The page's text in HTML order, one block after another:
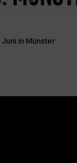
Juni in Münster